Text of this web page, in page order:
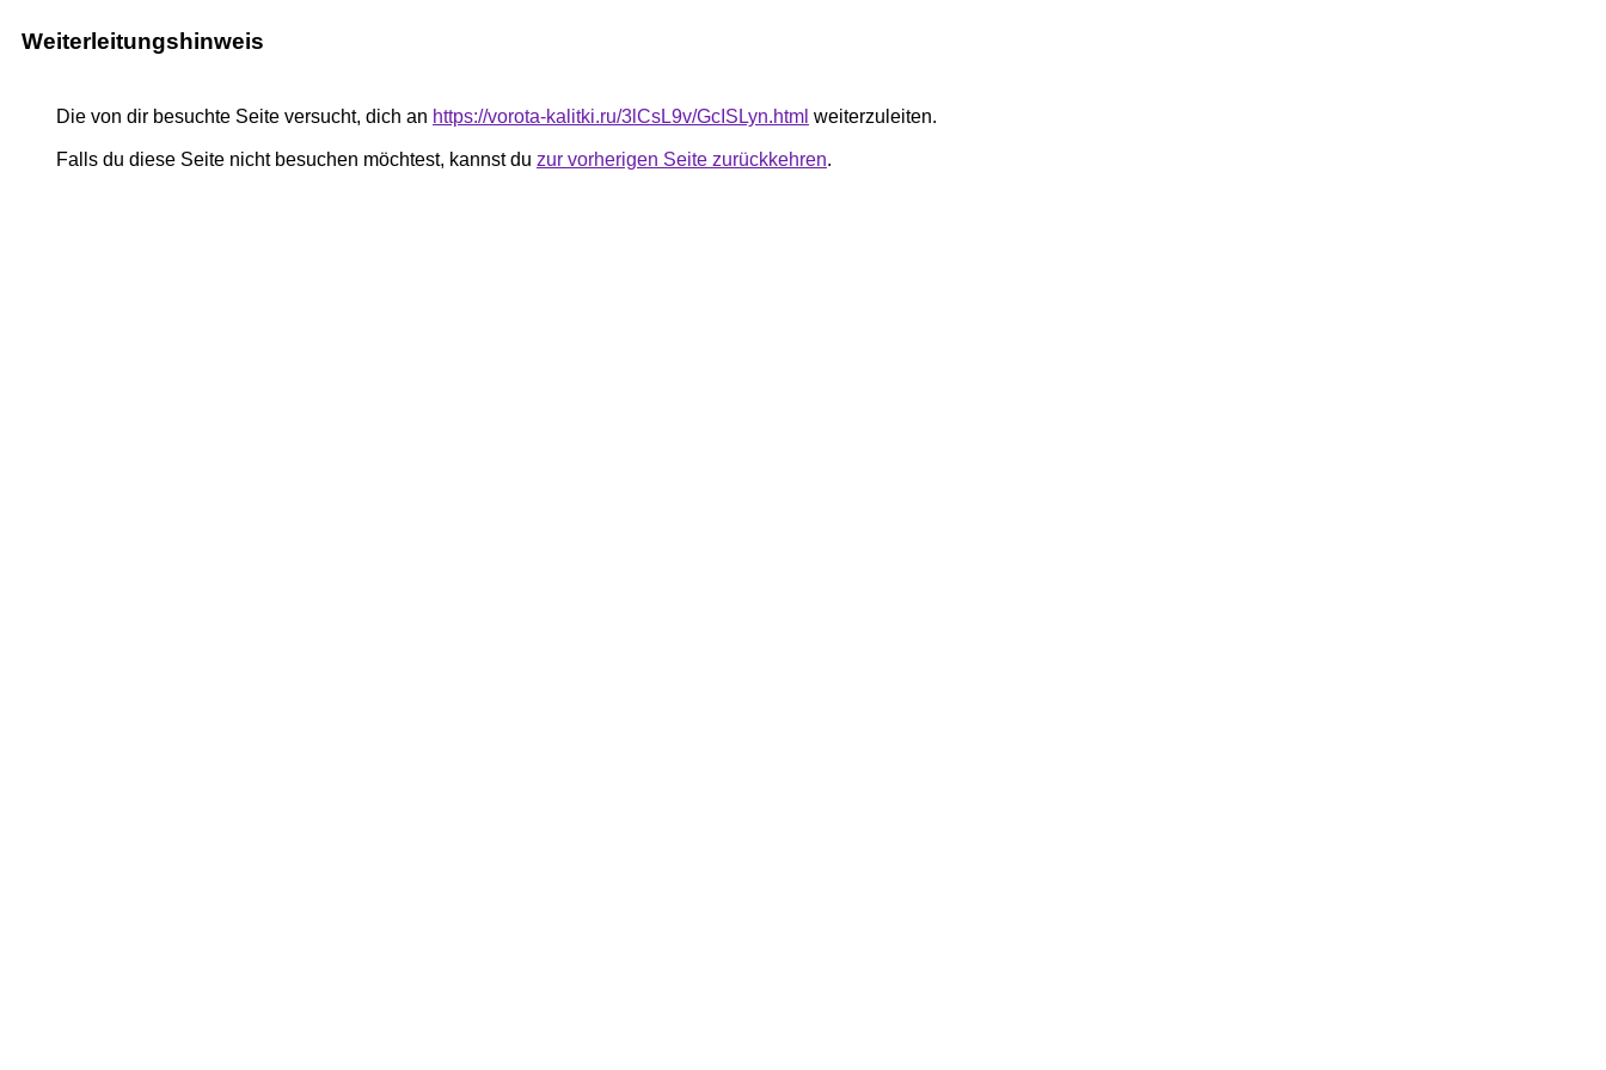
Weiterleitungshinweis
Die von dir besuchte Seite versucht, dich an https://vorota-kalitki.ru/3lCsL9v/GcISLyn.html weiterzuleiten.
Falls du diese Seite nicht besuchen möchtest, kannst du zur vorherigen Seite zurückkehren.